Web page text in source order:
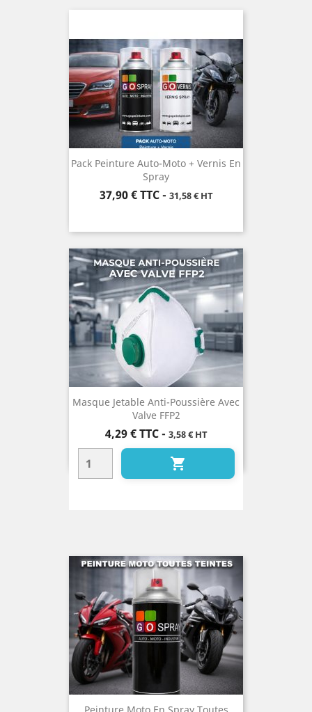
Pack Peinture Auto-Moto + Vernis En
Spray
Prix
37,90 € TTC- 31,58 € HT
Masque Jetable Anti-Poussière Avec
Valve FFP2
Prix
4,29 € TTC- 3,58 € HT
